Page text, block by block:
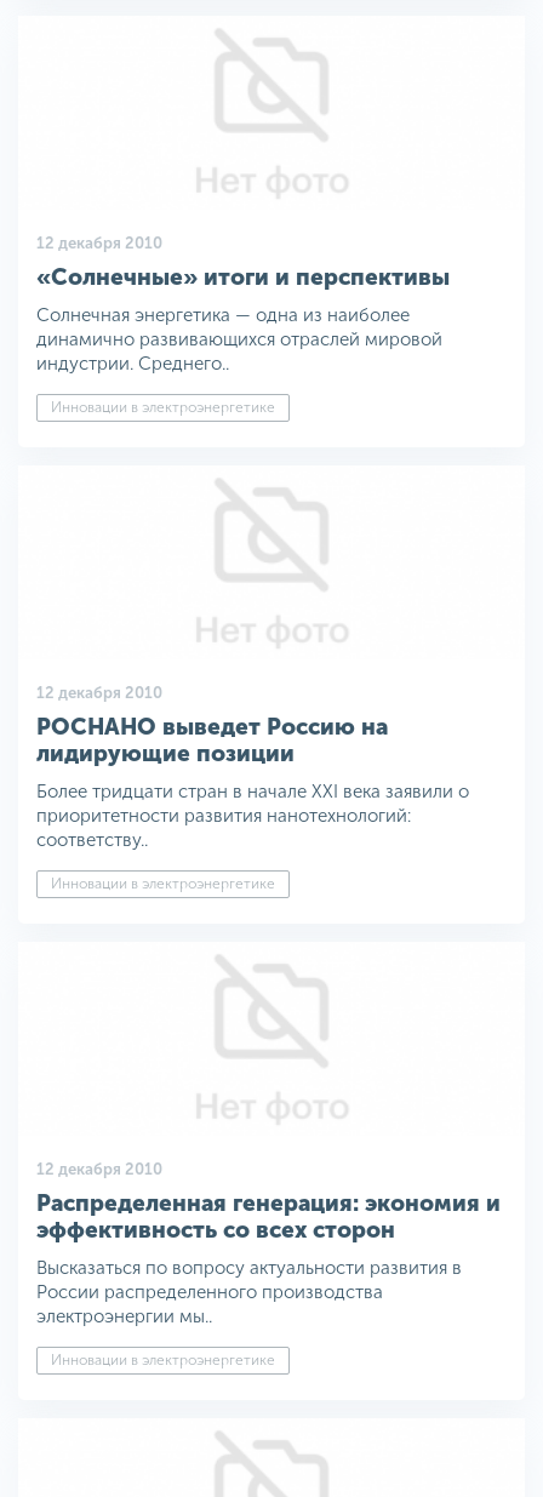
12 декабря 2010
«Солнечные» итоги и перспективы
Солнечная энергетика — одна из наиболее
динамично развивающихся отраслей мировой
индустрии. Среднего..
Инновации в электроэнергетике
12 декабря 2010
РОСНАНО выведет Россию на
лидирующие позиции
Более тридцати стран в начале XXI века заявили о
приоритетности развития нанотехнологий:
соответству..
Инновации в электроэнергетике
12 декабря 2010
Распределенная генерация: экономия и
эффективность со всех сторон
Высказаться по вопросу актуальности развития в
России распределенного производства
электроэнергии мы..
Инновации в электроэнергетике